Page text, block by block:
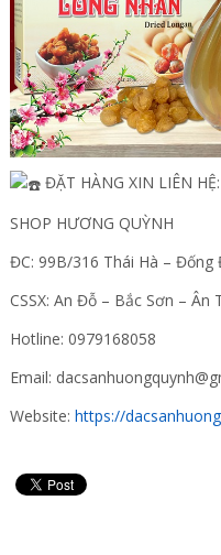
ĐẶT HÀNG XIN LIÊN HỆ:
SHOP HƯƠNG QUỲNH
ĐC: 99B/316 Thái Hà – Đống
CSSX: An Đỗ – Bắc Sơn – Ân
Hotline: 0979168058
Email:
Website: https://